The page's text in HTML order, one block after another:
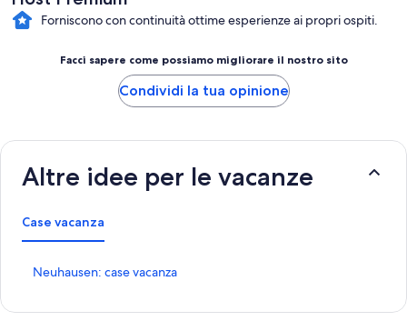
Forniscono con continuità ottime esperienze ai propri ospiti.
Facci sapere come possiamo migliorare il nostro sito
Condividi la tua opinione
Altre idee per le vacanze
Case vacanza
Neuhausen: case vacanza
L